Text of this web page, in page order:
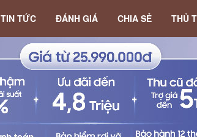
TIN TỨC ĐÁNH GIÁ CHIA SẺ THỦ